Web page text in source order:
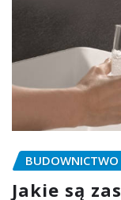
BUDOWNICTWO
Jakie są